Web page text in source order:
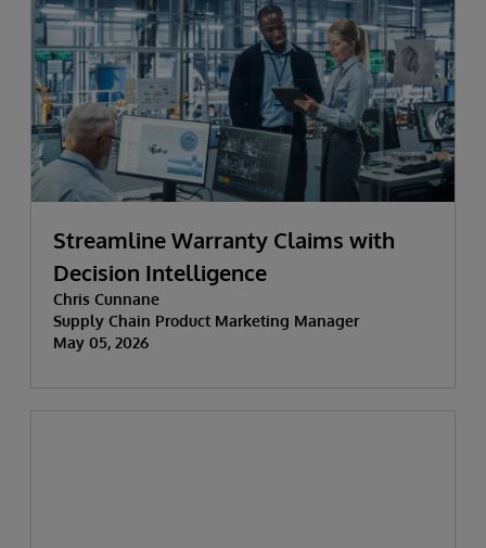
Streamline Warranty Claims with
Decision Intelligence
Chris Cunnane
Supply Chain Product Marketing Manager
May 05, 2026